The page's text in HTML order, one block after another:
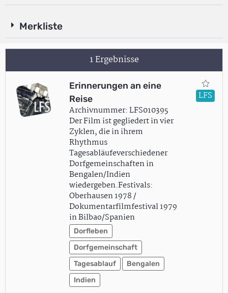
Merkliste
1 Ergebnisse
Erinnerungen an eine
Reise
Archivnummer: LFS010395
Der Film ist gegliedert in vier
Zyklen, die in ihrem
Rhythmus
Tagesabläufeverschiedener
Dorfgemeinschaften in
Bengalen/Indien
wiedergeben.Festivals:
Oberhausen 1978 /
Dokumentarfilmfestival 1979
in Bilbao/Spanien
Dorfleben
Dorfgemeinschaft
Tagesablauf
Bengalen
Indien
LFS